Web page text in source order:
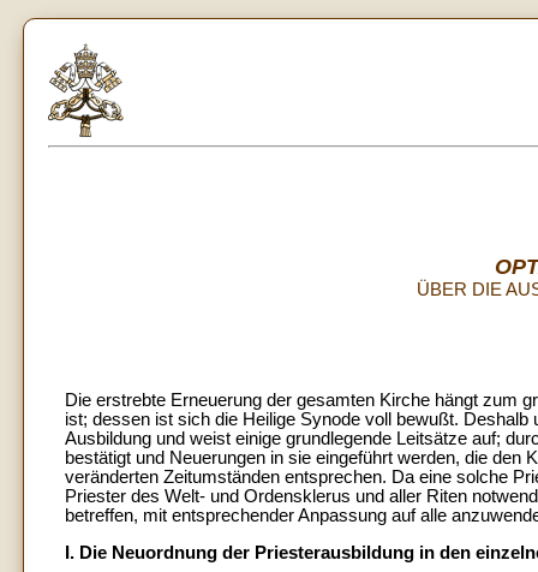
ÜBER DIE
Die erstrebte Erneuerung der gesamten Kirche hängt zum
ist; dessen ist sich die Heilige Synode voll bewußt.
Ausbildung und weist einige grundlegende Leitsätze auf;
bestätigt und Neuerungen in sie eingeführt werden, die
veränderten Zeitumständen entsprechen. Da eine solche
Priester des Welt- und Ordensklerus und aller Riten
betreffen, mit entsprechender Anpassung auf alle
I. Die Neuordnung der Priesterausbildung in den